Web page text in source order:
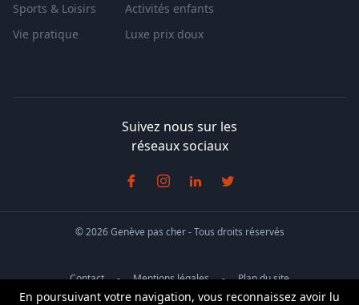
Sports & Loisirs
Activités enfants
Vie pratique
Luxe prix doux
Suivez nous sur les
réseaux sociaux
© 2026 Genève pas cher - Tous droits réservés
Contact Mentions légales
Plan du site
En poursuivant votre navigation, vous reconnaissez avoir lu